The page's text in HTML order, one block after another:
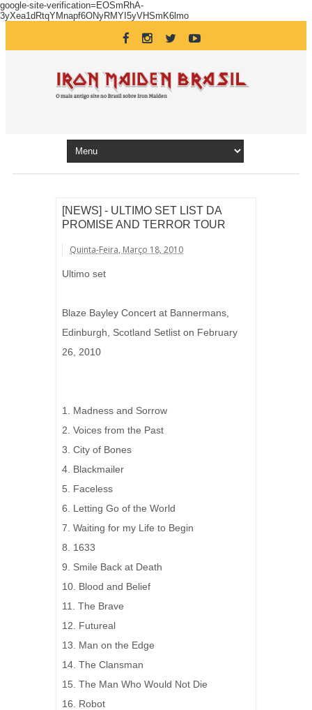
google-site-verification=EOSmRhA-
3yXea1dRtqYMnapf6ONyRMYI5yVHSmK6lmo
[NEWS] - ULTIMO SET LIST DA
PROMISE AND TERROR TOUR
Quinta-Feira, Março 18, 2010
Ultimo set
Blaze Bayley Concert at Bannermans,
Edinburgh, Scotland Setlist on February
26, 2010
1. Madness and Sorrow
2. Voices from the Past
3. City of Bones
4. Blackmailer
5. Faceless
6. Letting Go of the World
7. Waiting for my Life to Begin
8. 1633
9. Smile Back at Death
10. Blood and Belief
11. The Brave
12. Futureal
13. Man on the Edge
14. The Clansman
15. The Man Who Would Not Die
16. Robot